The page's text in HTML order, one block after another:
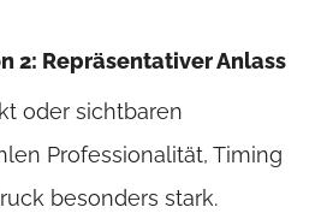
2: Repräsentativer Anlass
oder sichtbaren
Professionalität, Timing
besonders stark.